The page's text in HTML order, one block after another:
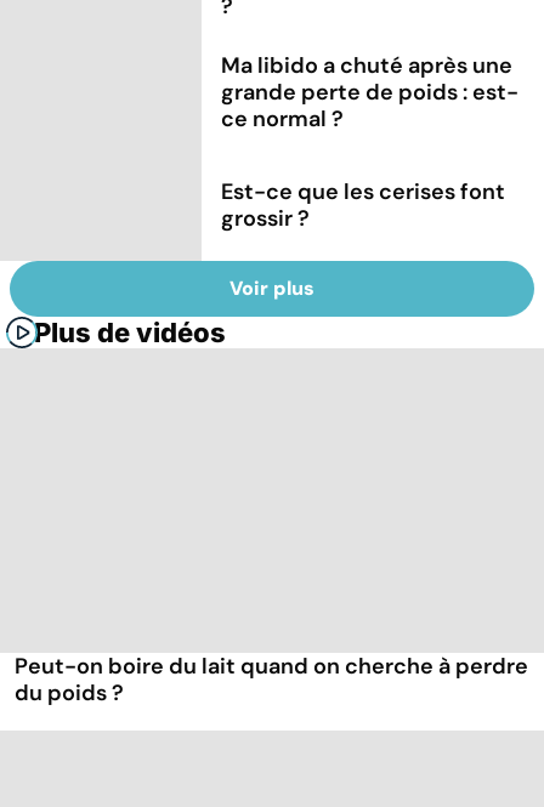
Ma libido a chuté après une
grande perte de poids : est-
ce normal ?
Est-ce que les cerises font
grossir ?
Voir plus
Plus de vidéos
Peut-on boire du lait quand on cherche à perdre
du poids ?